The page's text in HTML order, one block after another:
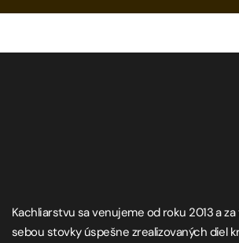
Kachliarstvu sa venujeme od roku 2013 a
sebou stovky úspešne zrealizovaných diel